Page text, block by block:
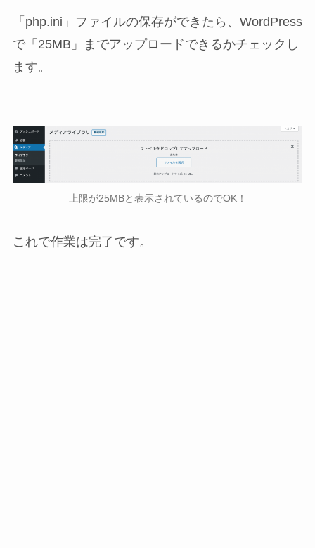
「php.ini」ファイルの保存ができたら、WordPress
で「25MB」までアップロードできるかチェックし
ます。
上限が25MBと表示されているのでOK！
これで作業は完了です。